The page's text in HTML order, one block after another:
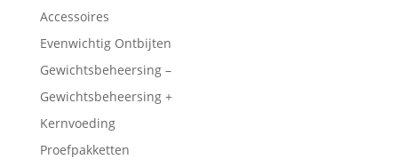
Accessoires
Evenwichtig Ontbijten
Gewichtsbeheersing –
Gewichtsbeheersing +
Kernvoeding
Proefpakketten